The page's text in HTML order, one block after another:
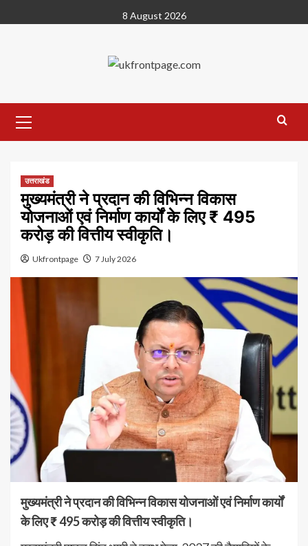
to
8 August 2026
Menu
उत्तराखंड
मुख्यमंत्री ने प्रदान की विभिन्न विकास
योजनाओं एवं निर्माण कार्यों के लिए ₹ 495
करोड़ की वित्तीय स्वीकृति।
Ukfrontpage 7 July 2026
मुख्यमंत्री ने प्रदान की विभिन्न विकास योजनाओं एवं निर्माण कार्यों
के लिए ₹ 495 करोड़ की वित्तीय स्वीकृति।